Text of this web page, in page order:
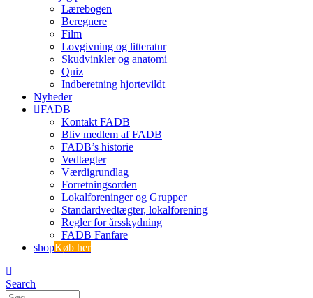
Lærebogen
Beregnere
Film
Lovgivning og litteratur
Skudvinkler og anatomi
Quiz
Indberetning hjortevildt
Nyheder
FADB
Kontakt FADB
Bliv medlem af FADB
FADB’s historie
Vedtægter
Værdigrundlag
Forretningsorden
Lokalforeninger og Grupper
Standardvedtægter, lokalforening
Regler for årsskydning
FADB Fanfare
shopKøb her
Search